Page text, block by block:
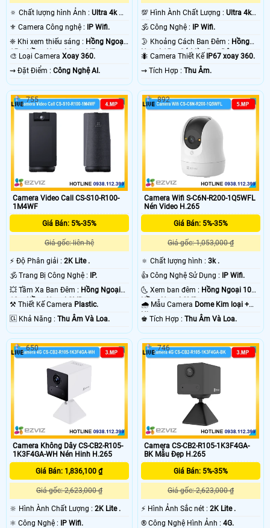
🔅 Chất lượng hình Ảnh : Ultra 4k 👍🏾
⚜️ Camera Công nghệ :
IP Wifi.
❈ Khi xem thiếu sáng : Hồng Ngoại
15m Hồng Ngoại Smart IR.
🎨 Loại Camera Xoay 360.
️⇝ Đặt Điểm : Công Nghệ AI.
💯 Hình Ành Chất Lượng :Ultra 4k
👍🏾 .
🕉️ Công Nghệ :
IP Wifi.
🌛 Khoảng Cách Ban Đêm : Hồng
Ngoại 15m Có Màu Ban Ðêm.
🐜 Camera Thiết Kế IP67 xoay 360.
️⇝ Tích Hợp :Thu Âm.
Camera Video Call CS-S10-R100-
1M4WF
Giá Bán: 5%-35%
Giá gốc: liên hệ
️⚡ Độ Phân giải : 2K Lite .
🕉️ Trang Bị Công Nghệ : IP.
💥 Tầm Xa Ban Đêm : Hồng Ngoại
10m Hồng Ngoại SMD.
⚒ Thiết Kế Camera Plastic.
️🆑 Khả Năng : Thu Âm Và Loa.
755
Camera Wifi S-C6N-R200-1Q5WFL
Nén Video H.265
Giá Bán: 5%-35%
Giá gốc: 1,053,000 ₫
🔅 Chất lượng hình :3k .
👍 Công Nghệ Sử Dụng : IP Wifi.
🌜 Xem ban đêm : Hồng Ngoại 10m
Hồng Ngoại SMD.
🌧️ Mẫu Camera Dome Kim loại +
Nhựa.
️♚ Tích Hợp :Thu Âm Và Loa.
892
Camera Không Dây CS-CB2-R105-
1K3F4GA-WH Nén Hinh H.265
Giá Bán: 1,836,100 ₫
Giá gốc: 2,623,000 ₫
🔆 Hình Ành Chất Lượng : 2K Lite .
⚛️ Công Nghệ : IP Wifi.
650
Camera CS-CB2-R105-1K3F4GA-
BK Mẫu Đẹp H.265
Giá Bán: 5%-35%
Giá gốc: 2,623,000 ₫
️⚡ Hình Ảnh Sắc nét :2K Lite .
®️ Công Nghệ Hình Ảnh :4G.
746